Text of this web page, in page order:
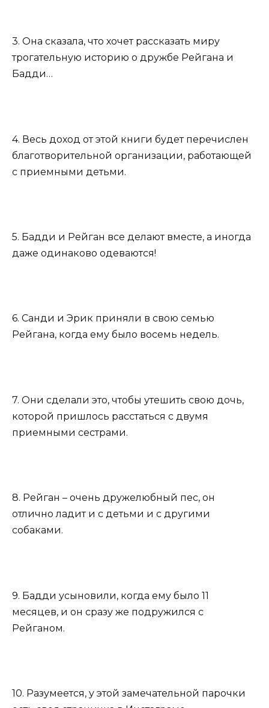
3. Она сказала, что хочет рассказать миру
трогательную историю о дружбе Рейгана и
Бадди…
4. Весь доход от этой книги будет перечислен
благотворительной организации, работающей
с приемными детьми.
5. Бадди и Рейган все делают вместе, а иногда
даже одинаково одеваются!
6. Санди и Эрик приняли в свою семью
Рейгана, когда ему было восемь недель.
7. Они сделали это, чтобы утешить свою дочь,
которой пришлось расстаться с двумя
приемными сестрами.
8. Рейган – очень дружелюбный пес, он
отлично ладит и с детьми и с другими
собаками.
9. Бадди усыновили, когда ему было 11
месяцев, и он сразу же подружился с
Рейганом.
10. Разумеется, у этой замечательной парочки